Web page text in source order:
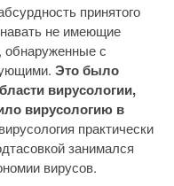
принятого
не имеющие
обнаруженные с
Это было
вирусологии,
вирусологию в
практически
занимался
вирусов.